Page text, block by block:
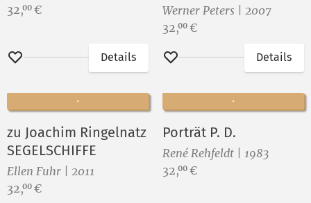
Preis:
32,00 €
Merken
Details
Werner Peters | 2007
Preis:
32,00 €
Merken
Details
zu Joachim Ringelnatz
SEGELSCHIFFE
Ellen Fuhr | 2011
Preis:
32,00 €
Porträt P. D.
René Rehfeldt | 1983
Preis:
32,00 €